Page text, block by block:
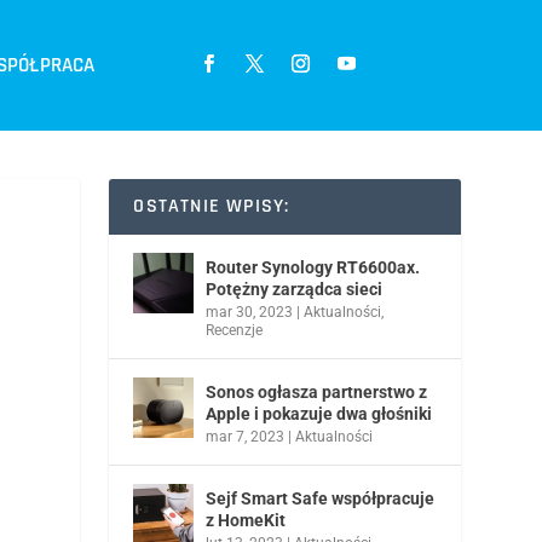
OSTATNIE WPISY:
Router Synology RT6600ax.
Potężny zarządca sieci
mar 30, 2023 |Aktualności,
Recenzje
Sonos ogłasza partnerstwo z
Apple i pokazuje dwa głośniki
mar 7, 2023 |Aktualności
Sejf Smart Safe współpracuje
z HomeKit